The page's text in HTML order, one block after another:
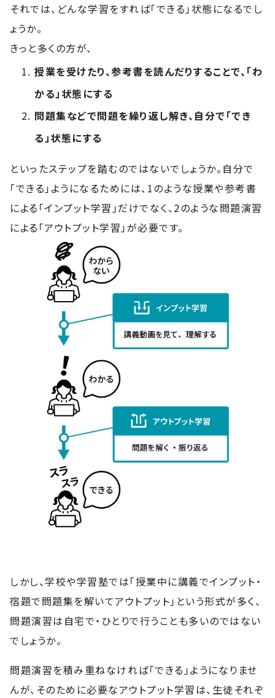
それでは、どんな学習をすれば「できる」状態になるでし
ょうか。
きっと多くの方が、
授業を受けたり、参考書を読んだりすることで、「わ
かる」状態にする
問題集などで問題を繰り返し解き、自分で「でき
る」状態にする
といったステップを踏むのではないでしょうか。自分で
「できる」ようになるためには、1のような授業や参考書
による「インプット学習」だけでなく、2のような問題演習
による「アウトプット学習」が必要です。
しかし、学校や学習塾では「授業中に講義でインプット・
宿題で問題集を解いてアウトプット」という形式が多く、
問題演習は自宅で・ひとりで行うことも多いのではない
でしょうか。
問題演習を積み重ねなければ「できる」ようになりませ
んが、そのために必要なアウトプット学習は、生徒それぞ